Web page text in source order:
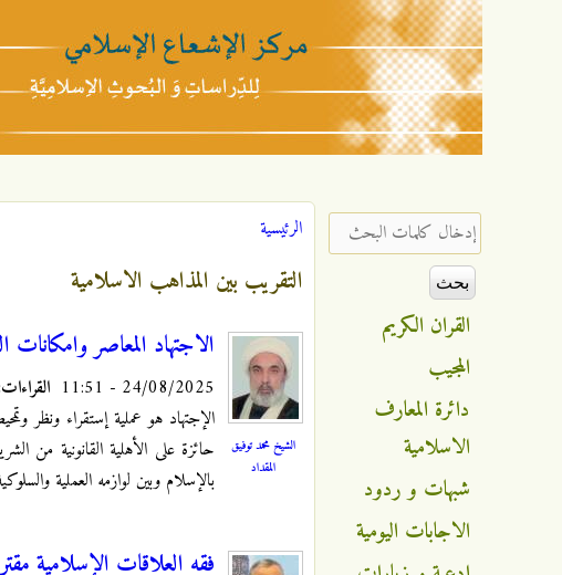
الإشعاع
الإسلامي أنت هنا
الرئيسية
التقريب بين المذاهب الاسلامية
الشيخ محمد توفيق
المقداد
الاجتهاد المعاصر وامكانات
24/08/2025 - 11:51
الإجتهاد هو عملية إستقراء ونظر
حائزة على الأهلية القانونية من
بالإسلام وبين لوازمه العملية
فقه العلاقات الإسلامية
‏إدخال كلمات البحث ‏
القران الكريم
المجيب
دائرة المعارف
الاسلامية
شبهات و ردود
الاجابات اليومية